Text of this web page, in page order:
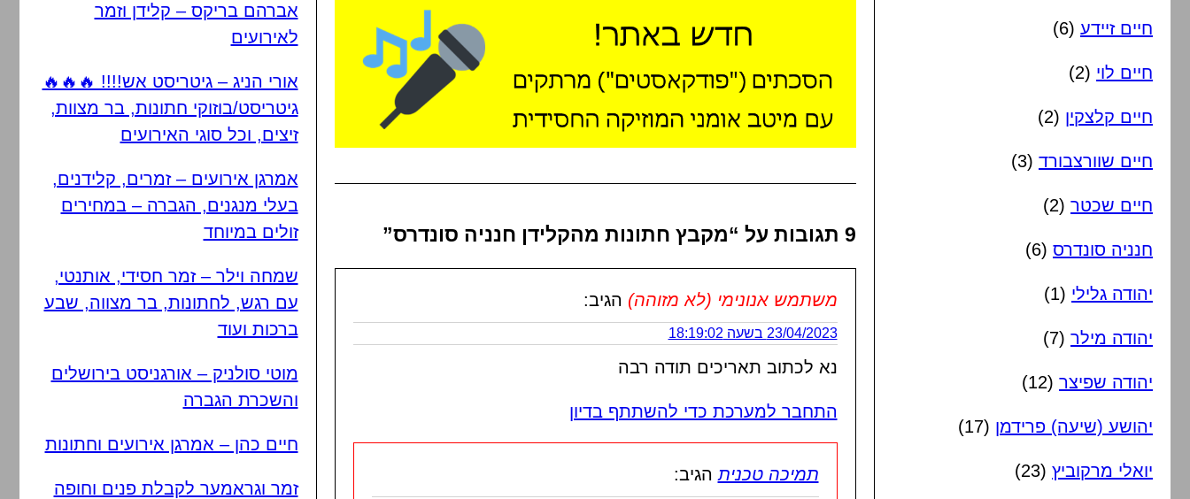
9 תגובות על “מקבץ חתונות מהקלידן חנניה סונדרס”
משתמש אנונימי (לא מזוהה) הגיב:
23/04/2023 בשעה 18:19:02
נא לכתוב תאריכים תודה רבה
התחבר למערכת כדי להשתתף בדיון
תמיכה טכנית הגיב:
חיים זיידע (6)
חיים לוי (2)
חיים קלצקין (2)
חיים שוורצבורד (3)
חיים שכטר (2)
חנניה סונדרס (6)
יהודה גלילי (1)
יהודה מילר (7)
יהודה שפיצר (12)
יהושע (שיעה) פרידמן (17)
יואלי מרקוביץ (23)
אברהם בריקס – קלידן וזמר
לאירועים
אורי הניג – גיטריסט אש!!!! 🔥🔥🔥
גיטריסט/בוזוקי חתונות, בר מצוות,
זיצים, וכל סוגי האירועים
אמרגן אירועים – זמרים, קלידנים,
בעלי מנגנים, הגברה – במחירים
זולים במיוחד
שמחה וילר – זמר חסידי, אותנטי,
עם רגש, לחתונות, בר מצווה, שבע
ברכות ועוד
מוטי סולניק – אורגניסט בירושלים
והשכרת הגברה
חיים כהן – אמרגן אירועים וחתונות
זמר וגראמער לקבלת פנים וחופה